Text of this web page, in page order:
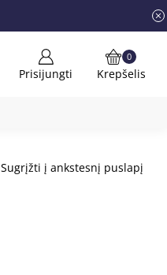
Prisijungti
0
Krepšelis
Sugrįžti į ankstesnį puslapį